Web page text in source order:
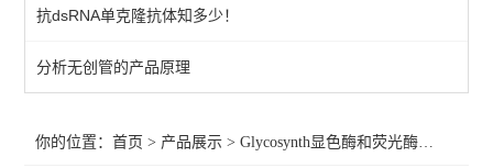
查看全部 >>
抗dsRNA单克隆抗体知多少！
分析无创管的产品原理
你的位置：首页 > 产品展示 >Glycosynth显色酶和荧光酶底物